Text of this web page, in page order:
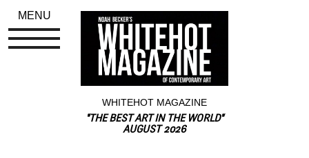
WHITEHOT MAGAZINE
"THE BEST ART IN THE WORLD"
AUGUST 2026
MENU